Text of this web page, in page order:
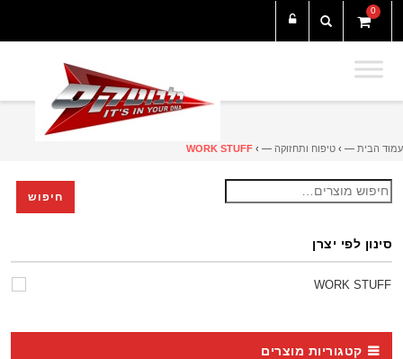
0
עמוד הבית — › טיפוח ותחזוקה — ›
WORK STUFF
חיפוש
עבור:
חיפוש
סינון לפי יצרן
WORK STUFF
קטגוריות מוצרים